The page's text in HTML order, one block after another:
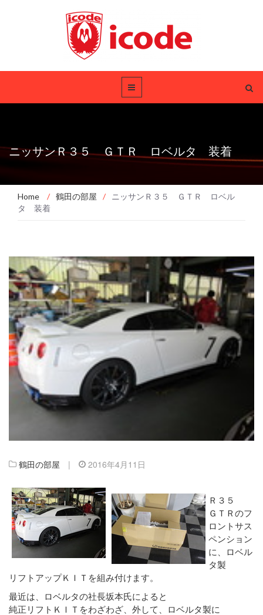
ニッサンＲ３５ ＧＴＲ ロベルタ 装着
Home / 鶴田の部屋 /
ニッサンＲ３５ ＧＴＲ ロベル
タ 装着
鶴田の部屋 | 2016年4月11日
Ｒ３５
ＧＴＲのフ
ロントサス
ペンション
に、ロベル
タ製
リフトアップＫＩＴを組み付けます。
最近は、ロベルタの社長坂本氏によると
純正リフトＫＩＴをわざわざ、外して、ロベルタ製に